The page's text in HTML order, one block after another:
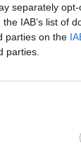
separately
IAB’s list of
parties on the
parties.
uso del